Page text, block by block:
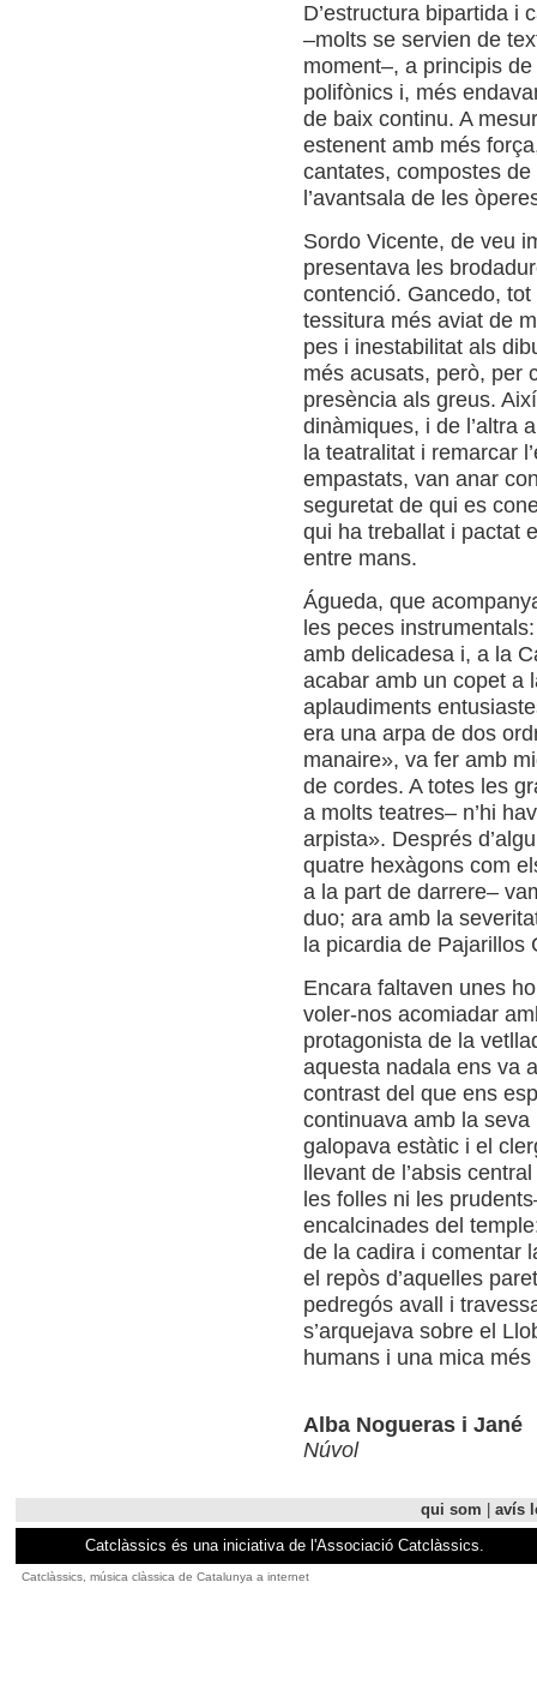
D’estructura bipartida i
–molts se servien de
moment–, a principis
polifònics i, més
de baix continu. A
estenent amb més
cantates, compostes
l’avantsala de les
Sordo Vicente, de veu
presentava les
contenció. Gancedo,
tessitura més aviat de
pes i inestabilitat als
més acusats, però, per
presència als greus.
dinàmiques, i de l’altra
la teatralitat i remarcar
empastats, van anar
seguretat de qui es
qui ha treballat i pactat
entre mans.
Águeda, que
les peces
amb delicadesa i, a la
acabar amb un copet a
aplaudiments
era una arpa de dos
manaire», va fer amb
de cordes. A totes les
a molts teatres– n’hi
arpista». Després
quatre hexàgons com
a la part de darrere–
duo; ara amb la
la picardia de Pajarillos
Encara faltaven unes
voler-nos acomiadar
protagonista de la
aquesta nadala ens va
contrast del que ens
continuava amb la
galopava estàtic i el
llevant de l’absis
les folles ni les
encalcinades del
de la cadira i comentar
el repòs d’aquelles
pedregós avall i
s’arquejava sobre el
humans i una mica
Alba Nogueras i Jané
Núvol
qui som
avís
Catclàssics és una iniciativa de l'Associació Catclàssics.
Catclàssics, música clàssica de Catalunya a internet